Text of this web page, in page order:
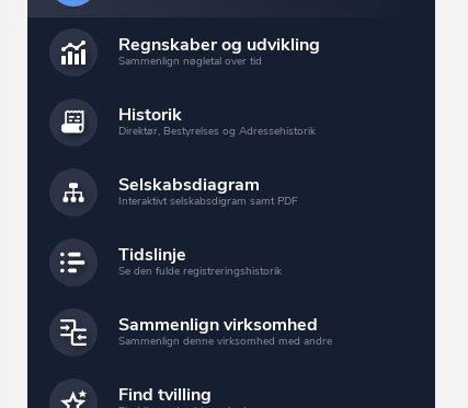
Regnskaber og udvikling
Sammenlign nøgletal over tid
Historik
Direktør, Bestyrelses og Adressehistorik
Selskabsdiagram
Interaktivt selskabsdigram samt PDF
Tidslinje
Se den fulde registreringshistorik
Sammenlign virksomhed
Sammenlign denne virksomhed med andre
Find tvilling